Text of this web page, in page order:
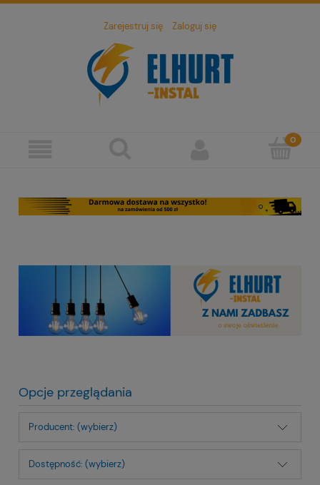
Zarejestruj się Zaloguj się
Opcje przeglądania
Producent: (wybierz)
Dostępność: (wybierz)